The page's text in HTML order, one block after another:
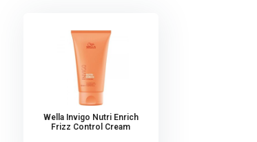
Wella Invigo Nutri Enrich
Frizz Control Cream